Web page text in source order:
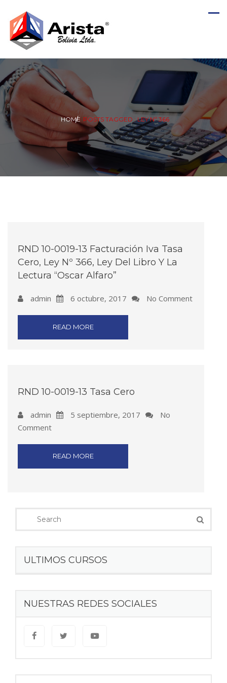
HOME POSTS TAGGED : LEY Nº 366
RND 10-0019-13 Facturación Iva Tasa
Cero, Ley Nº 366, Ley Del Libro Y La
Lectura “Oscar Alfaro”
admin 6 octubre, 2017 No Comment
READ MORE
RND 10-0019-13 Tasa Cero
admin 5 septiembre, 2017
No
Comment
READ MORE
ULTIMOS CURSOS
NUESTRAS REDES SOCIALES